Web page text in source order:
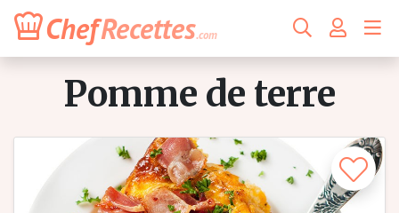
ChefRecettes.com
pomme de terre